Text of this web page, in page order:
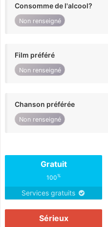
Consomme de l'alcool?
Non renseigné
Film préféré
Non renseigné
Chanson préférée
Non renseigné
Gratuit
100%
Services gratuits
Sérieux